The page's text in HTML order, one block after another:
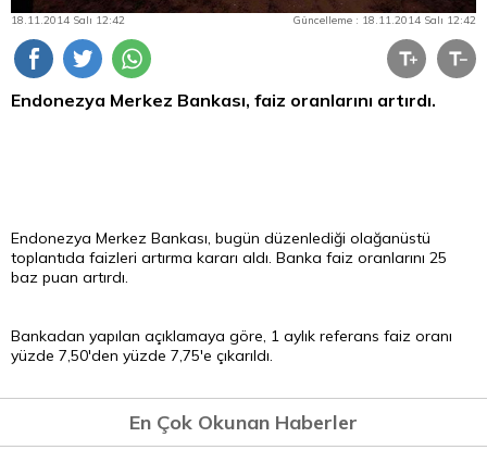
18.11.2014 Salı 12:42 Güncelleme : 18.11.2014 Salı 12:42
Endonezya Merkez Bankası, faiz oranlarını artırdı.
Endonezya Merkez Bankası, bugün düzenlediği olağanüstü
toplantıda faizleri artırma kararı aldı. Banka faiz oranlarını 25
baz puan artırdı.
Bankadan yapılan açıklamaya göre, 1 aylık referans faiz oranı
yüzde 7,50'den yüzde 7,75'e çıkarıldı.
En Çok Okunan Haberler